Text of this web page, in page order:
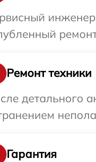
инженер
Ремонт техники
детального
Гарантия